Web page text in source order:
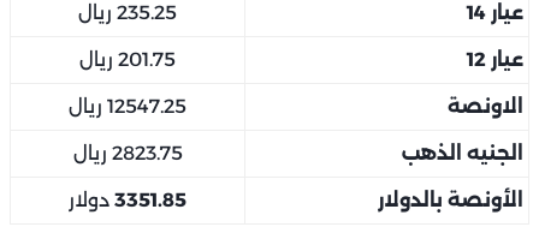
عيار 14 235.25 ريال
عيار 12 201.75 ريال
الاونصة 12547.25 ريال
الجنيه الذهب 2823.75 ريال
الأونصة بالدولار 3351.85 دولار